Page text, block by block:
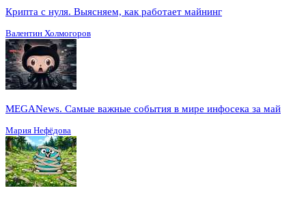
Крипта с нуля. Выясняем, как работает майнинг
Валентин Холмогоров
MEGANews. Cамые важные события в мире инфосека за май
Мария Нефёдова